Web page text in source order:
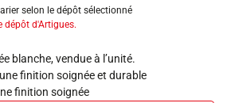
selon le dépôt sélectionné
dépôt d'Artigues.
blanche, vendue à l’unité.
finition soignée et durable
finition soignée